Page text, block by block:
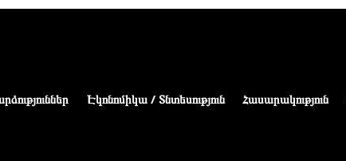
Էկոնոմիկա / Տնտեսություն Հասարակություն